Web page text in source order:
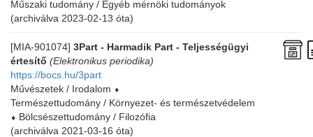
Műszaki tudomány / Egyéb mérnöki tudományok
(archiválva 2023-02-13 óta)
[MIA-901074] 3Part - Harmadik Part - Teljességügyi
értesítő (Elektronikus periodika)
https://bocs.hu/3part
Művészetek / Irodalom ⬧
Természettudomány / Környezet- és természetvédelem
⬧ Bölcsészettudomány / Filozófia
(archiválva 2021-03-16 óta)